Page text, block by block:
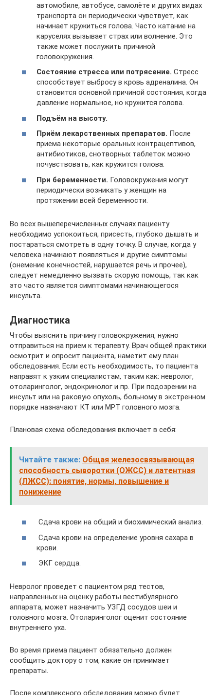
автомобиле, автобусе, самолёте и других видах
транспорта он периодически чувствует, как
начинает кружиться голова. Часто катание на
каруселях вызывает страх или волнение. Это
также может послужить причиной
головокружения.
Состояние стресса или потрясение. Стресс
способствует выбросу в кровь адреналина. Он
становится основной причиной состояния, когда
давление нормальное, но кружится голова.
Подъём на высоту.
Приём лекарственных препаратов. После
приёма некоторые оральных контрацептивов,
антибиотиков, снотворных таблеток можно
почувствовать, как кружится голова.
При беременности. Головокружения могут
периодически возникать у женщин на
протяжении всей беременности.
Во всех вышеперечисленных случаях пациенту
необходимо успокоиться, присесть, глубоко дышать и
постараться смотреть в одну точку. В случае, когда у
человека начинают появляться и другие симптомы
(онемение конечностей, нарушается речь и прочее),
следует немедленно вызвать скорую помощь, так как
это часто является симптомами начинающегося
инсульта.
Диагностика
Чтобы выяснить причину головокружения, нужно
отправиться на прием к терапевту. Врач общей практики
осмотрит и опросит пациента, наметит ему план
обследования. Если есть необходимость, то пациента
направят к узким специалистам, таким как: невролог,
отоларинголог, эндокринолог и пр. При подозрении на
инсульт или на раковую опухоль, больному в экстренном
порядке назначают КТ или МРТ головного мозга.
Плановая схема обследования включает в себя:
Читайте также: Общая железосвязывающая
способность сыворотки (ОЖСС) и латентная
(ЛЖСС): понятие, нормы, повышение и
понижение
Сдача крови на общий и биохимический анализ.
Сдача крови на определение уровня сахара в
крови.
ЭКГ сердца.
Невролог проведет с пациентом ряд тестов,
направленных на оценку работы вестибулярного
аппарата, может назначить УЗГД сосудов шеи и
головного мозга. Отоларинголог оценит состояние
внутреннего уха.
Во время приема пациент обязательно должен
сообщить доктору о том, какие он принимает
препараты.
После комплексного обследования можно будет